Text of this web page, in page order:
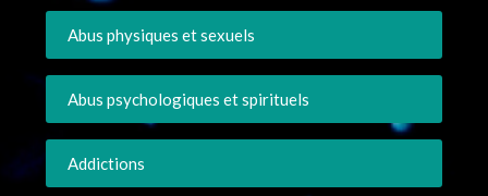
Abus physiques et sexuels
Abus psychologiques et spirituels
Addictions